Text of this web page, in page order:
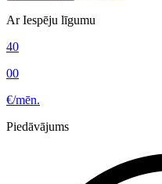
Ar Iespēju līgumu
40
00
€/mēn.
Piedāvājums